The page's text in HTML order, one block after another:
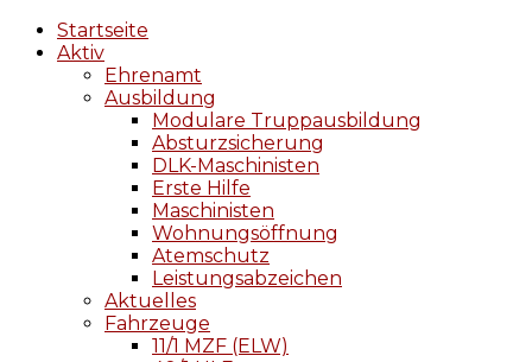
Startseite
Aktiv
Ehrenamt
Ausbildung
Modulare Truppausbildung
Absturzsicherung
DLK-Maschinisten
Erste Hilfe
Maschinisten
Wohnungsöffnung
Atemschutz
Leistungsabzeichen
Aktuelles
Fahrzeuge
11/1 MZF (ELW)